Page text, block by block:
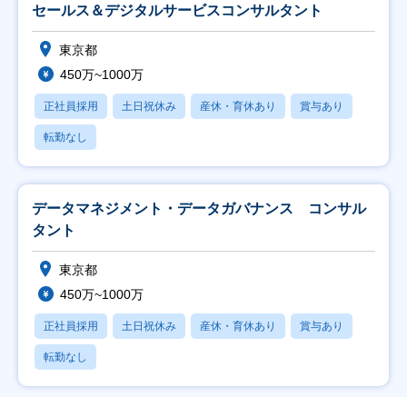
セールス＆デジタルサービスコンサルタント
東京都
450万~1000万
正社員採用 土日祝休み 産休・育休あり 賞与あり
転勤なし
データマネジメント・データガバナンス コンサル
タント
東京都
450万~1000万
正社員採用 土日祝休み 産休・育休あり 賞与あり
転勤なし